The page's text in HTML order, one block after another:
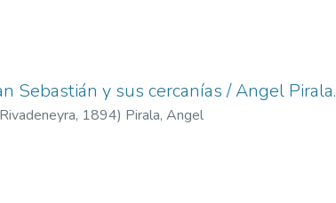
Sebastián y sus cercanías / Angel Pirala.
1894) Pirala, Angel